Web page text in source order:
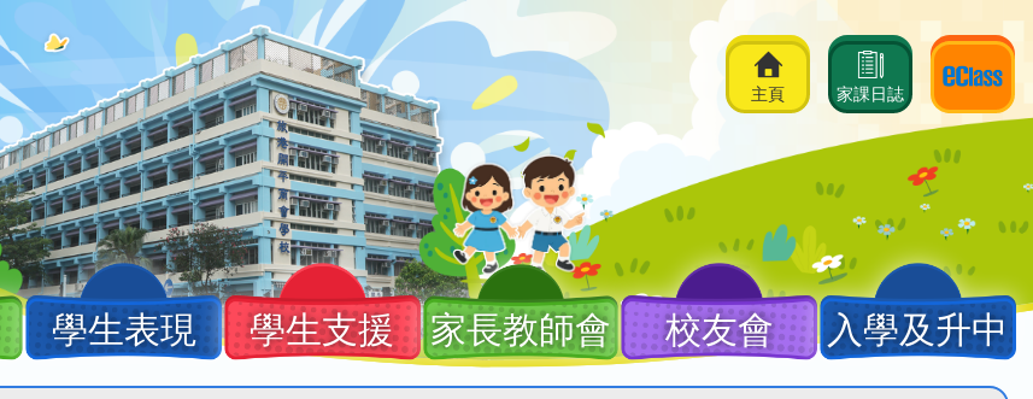
家課日誌
主頁
學生表現 學生支援 家長教師會 校友會 入學及升中